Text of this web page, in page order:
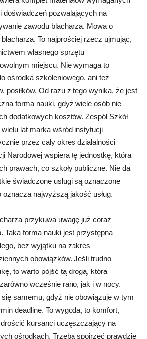
doświadczeń pozwalających na
zawodu blacharza. Mowa o
To najprościej rzecz ujmując,
własnego sprzętu
miejscu. Nie wymaga to
ośrodka szkoleniowego, ani też
posiłków. Od razu z tego wynika, że jest
forma nauki, gdyż wiele osób nie
dodatkowych kosztów. Zespół Szkół
lat marka wśród instytucji
przez cały okres działalności
Narodowej wspiera tę jednostkę, która
prawach, co szkoły publiczne. Nie da
świadczone usługi są oznaczone
najwyższą jakość usług.
przykuwa uwagę już coraz
Taka forma nauki jest przystępna
bez wyjątku na zakres
obowiązków. Jeśli trudno
to warto pójść tą drogą, która
wcześnie rano, jak i w nocy.
samemu, gdyż nie obowiązuje w tym
deadline. To wygoda, to komfort,
kursanci uczęszczający na
ośrodkach. Trzeba spojrzeć prawdzie